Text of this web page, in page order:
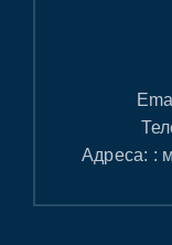
Адреса: :